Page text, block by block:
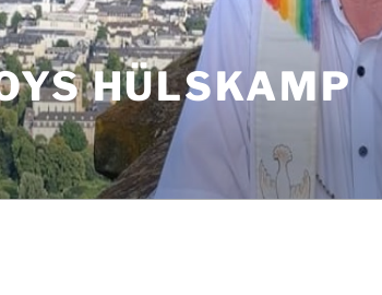
HÜLSKAMP